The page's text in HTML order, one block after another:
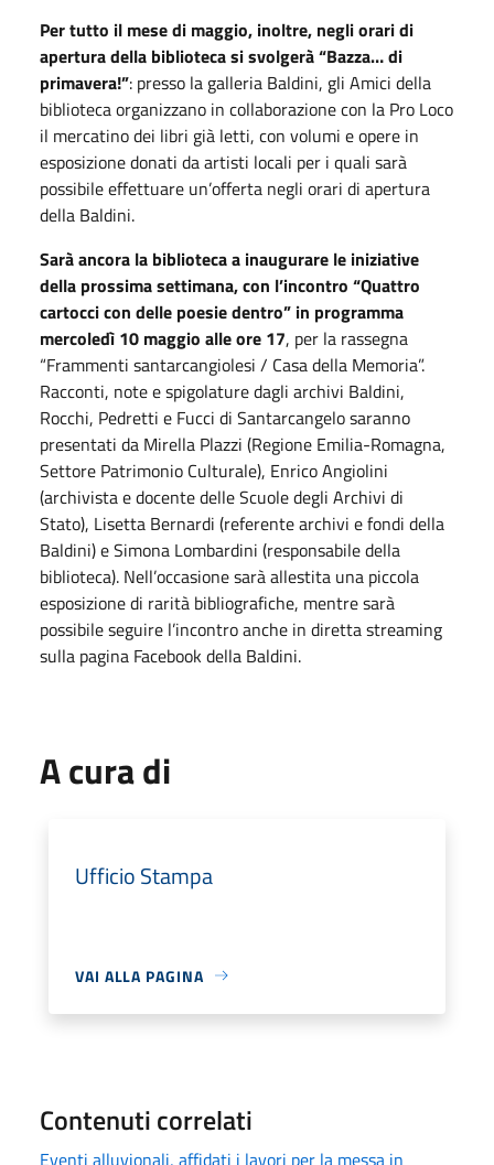
Per tutto il mese di maggio, inoltre, negli orari di
apertura della biblioteca si svolgerà “Bazza… di
primavera!”: presso la galleria Baldini, gli Amici della
biblioteca organizzano in collaborazione con la Pro Loco
il mercatino dei libri già letti, con volumi e opere in
esposizione donati da artisti locali per i quali sarà
possibile effettuare un’offerta negli orari di apertura
della Baldini.
Sarà ancora la biblioteca a inaugurare le iniziative
della prossima settimana, con l’incontro “Quattro
cartocci con delle poesie dentro” in programma
mercoledì 10 maggio alle ore 17, per la rassegna
“Frammenti santarcangiolesi / Casa della Memoria”.
Racconti, note e spigolature dagli archivi Baldini,
Rocchi, Pedretti e Fucci di Santarcangelo saranno
presentati da Mirella Plazzi (Regione Emilia-Romagna,
Settore Patrimonio Culturale), Enrico Angiolini
(archivista e docente delle Scuole degli Archivi di
Stato), Lisetta Bernardi (referente archivi e fondi della
Baldini) e Simona Lombardini (responsabile della
biblioteca). Nell’occasione sarà allestita una piccola
esposizione di rarità bibliografiche, mentre sarà
possibile seguire l’incontro anche in diretta streaming
sulla pagina Facebook della Baldini.
A cura di
Ufficio Stampa
VAI ALLA PAGINA
Contenuti correlati
Eventi alluvionali, affidati i lavori per la messa in